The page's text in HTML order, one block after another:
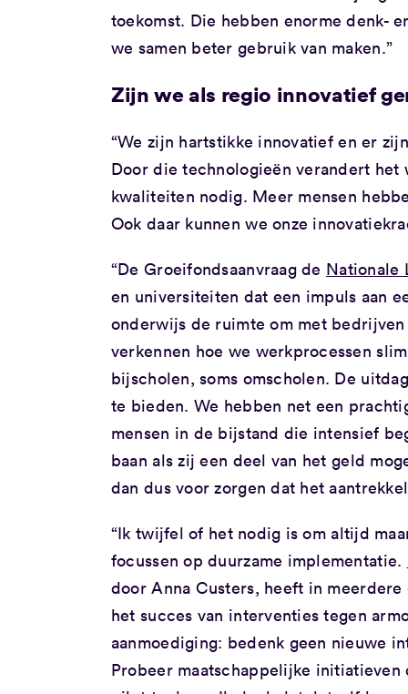
toekomst. Die hebben enorme denk-
we samen beter gebruik van maken.”
Zijn we als regio innovatief
“We zijn hartstikke innovatief en er
Door die technologieën verandert
kwaliteiten nodig. Meer mensen
Ook daar kunnen we onze
“De Groeifondsaanvraag de Nationale
en universiteiten dat een impuls aan
onderwijs de ruimte om met
verkennen hoe we werkprocessen
bijscholen, soms omscholen. De
te bieden. We hebben net een
mensen in de bijstand die intensief
baan als zij een deel van het geld
dan dus voor zorgen dat het
“Ik twijfel of het nodig is om altijd
focussen op duurzame implementatie.
door Anna Custers, heeft in
het succes van interventies tegen
aanmoediging: bedenk geen nieuwe
Probeer maatschappelijke initiatieven